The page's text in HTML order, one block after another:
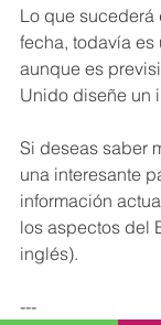
Lo que sucederá
fecha, todavía es
aunque es
Unido diseñe un
Si deseas saber
una interesante
información
los aspectos del
inglés).
---